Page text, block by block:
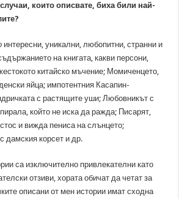
които описвате, биха били най-
интересни, уникални, любопитни, странни и
на книгата, какви персони,
китайско мъчение; Момиченцето,
яйца; импотентния Касапин-
с растящите уши; Любовникът с
който не иска да ражда; Писарят,
и вижда пениса на слънцето;
дамския корсет и др.
са изключително привлекателни като
отзиви, хората обичат да четат за
описани от мен истории имат сходна